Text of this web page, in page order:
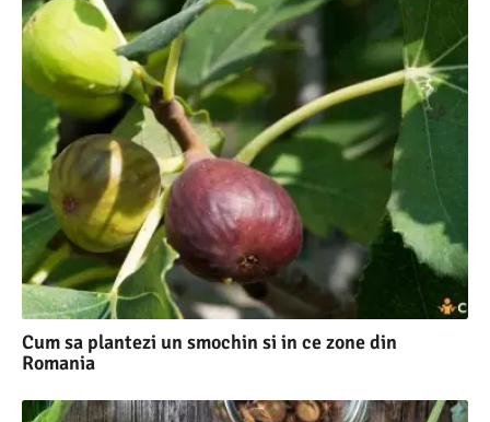
Cum sa plantezi un smochin si in ce zone din
Romania